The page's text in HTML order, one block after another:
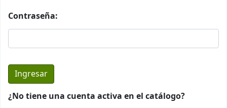
Contraseña:
¿No tiene una cuenta activa en el catálogo?